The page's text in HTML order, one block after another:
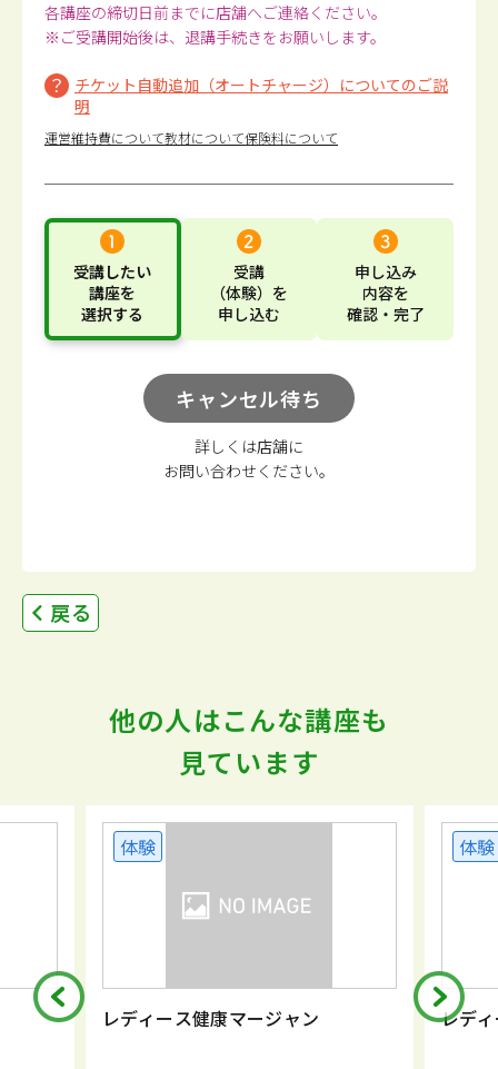
各講座の締切日前までに店舗へご連絡ください。
※ご受講開始後は、退講手続きをお願いします。
チケット自動追加（オートチャージ）についてのご説
明
運営維持費について教材について保険料について
受講したい
講座を
選択する
受講
（体験） を
申し込む
申し込み
内容を
確認・完了
キャンセル待ち
詳しくは店舗に
お問い合わせください。
戻る
他の人はこんな講座も
見ています
レディース健康マージャン レディース